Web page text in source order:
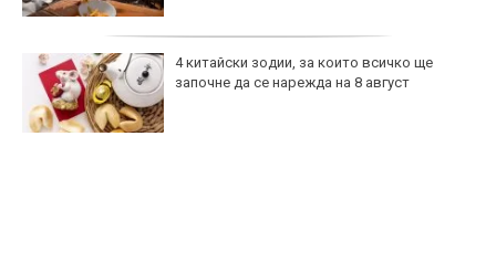
4 китайски зодии, за които всичко ще
започне да се нарежда на 8 август